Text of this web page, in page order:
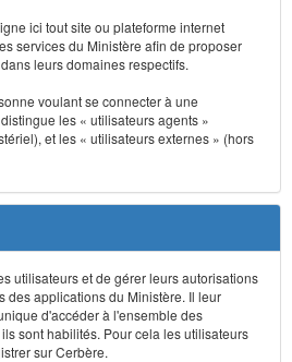
ici tout site ou plateforme internet
services du Ministère afin de proposer
leurs domaines respectifs.
voulant se connecter à une
les « utilisateurs agents »
et les « utilisateurs externes » (hors
utilisateurs et de gérer leurs autorisations
des applications du Ministère. Il leur
d'accéder à l'ensemble des
sont habilités. Pour cela les utilisateurs
sur Cerbère.